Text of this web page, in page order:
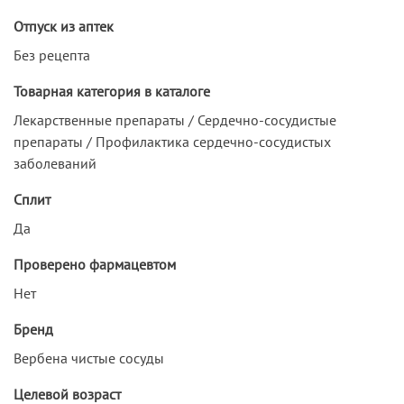
Отпуск из аптек
Без рецепта
Товарная категория в каталоге
Лекарственные препараты / Сердечно-сосудистые
препараты / Профилактика сердечно-сосудистых
заболеваний
Сплит
Да
Проверено фармацевтом
Нет
Бренд
Вербена чистые сосуды
Целевой возраст